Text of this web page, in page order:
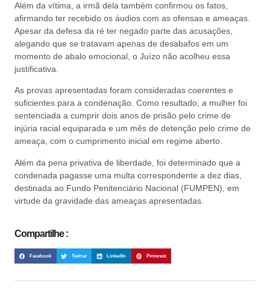
Além da vítima, a irmã dela também confirmou os fatos,
afirmando ter recebido os áudios com as ofensas e ameaças.
Apesar da defesa da ré ter negado parte das acusações,
alegando que se tratavam apenas de desabafos em um
momento de abalo emocional, o Juízo não acolheu essa
justificativa.
As provas apresentadas foram consideradas coerentes e
suficientes para a condenação. Como resultado, a mulher foi
sentenciada a cumprir dois anos de prisão pelo crime de
injúria racial equiparada e um mês de detenção pelo crime de
ameaça, com o cumprimento inicial em regime aberto.
Além da pena privativa de liberdade, foi determinado que a
condenada pagasse uma multa correspondente a dez dias,
destinada ao Fundo Penitenciário Nacional (FUMPEN), em
virtude da gravidade das ameaças apresentadas.
Compartilhe :
Facebook Twitter LinkedIn Pinterest